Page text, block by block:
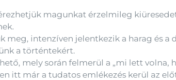
magunkat érzelmileg
meg, intenzíven jelentkezik a harag és a
a történtekért.
mely során felmerül a „mi lett volna,
itt már a tudatos emlékezés kerül az